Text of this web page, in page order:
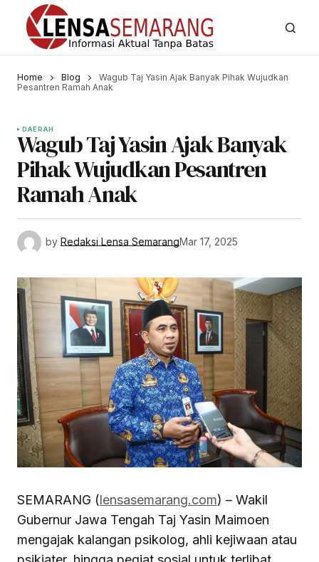
Home Blog
Wagub Taj Yasin Ajak Banyak Pihak Wujudkan
Pesantren Ramah Anak
DAERAH
Wagub Taj Yasin Ajak Banyak
Pihak Wujudkan Pesantren
Ramah Anak
by Redaksi Lensa SemarangMar 17, 2025
SEMARANG (lensasemarang.com) – Wakil
Gubernur Jawa Tengah Taj Yasin Maimoen
mengajak kalangan psikolog, ahli kejiwaan atau